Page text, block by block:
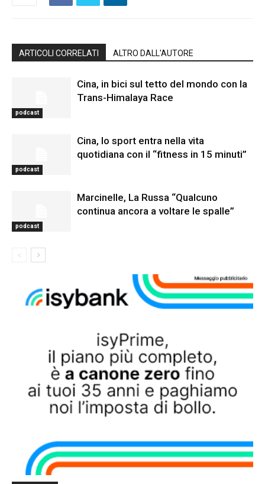
ARTICOLI CORRELATI ALTRO DALL'AUTORE
podcast
Cina, in bici sul tetto del mondo con la
Trans-Himalaya Race
podcast
Cina, lo sport entra nella vita
quotidiana con il “fitness in 15 minuti”
podcast
Marcinelle, La Russa “Qualcuno
continua ancora a voltare le spalle”